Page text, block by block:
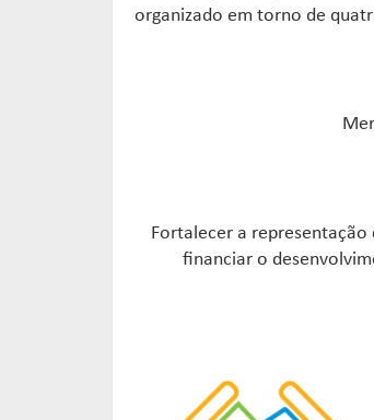
organizado em torno de
Fortalecer a
financiar o